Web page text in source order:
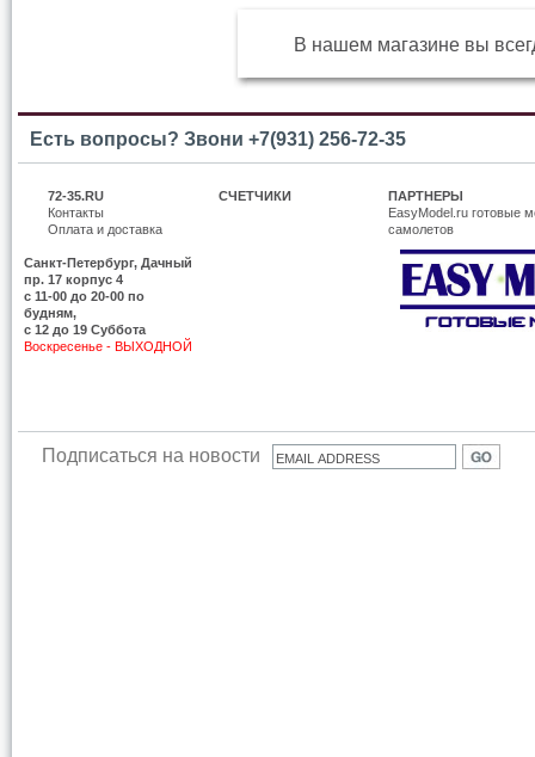
В нашем магазине вы
Есть вопросы? Звони +7(931) 256-72-35
72-35.RU
Контакты
Оплата и доставка
Санкт-Петербург, Дачный
пр. 17 корпус 4
c 11-00 до 20-00 по
будням,
с 12 до 19 Суббота
Воскресенье - ВЫХОДНОЙ
СЧЕТЧИКИ
ПАРТНЕРЫ
EasyModel.ru готовые
самолетов
Подписаться на новости